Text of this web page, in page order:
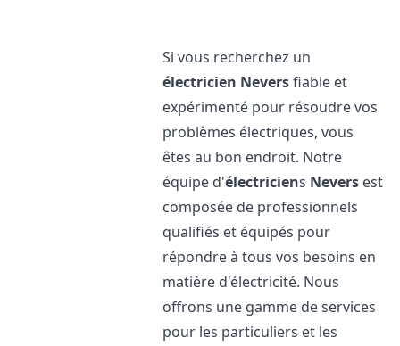
Si vous recherchez un
électricien Neversfiable et
expérimenté pour résoudre vos
problèmes électriques, vous
êtes au bon endroit. Notre
équipe d'électriciens Nevers est
composée de professionnels
qualifiés et équipés pour
répondre à tous vos besoins en
matière d'électricité. Nous
offrons une gamme de services
pour les particuliers et les